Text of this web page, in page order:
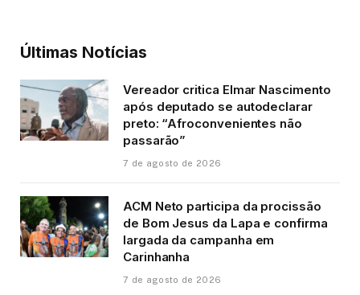
Últimas Notícias
Vereador critica Elmar Nascimento
após deputado se autodeclarar
preto: “Afroconvenientes não
passarão”
7 de agosto de 2026
ACM Neto participa da procissão
de Bom Jesus da Lapa e confirma
largada da campanha em
Carinhanha
7 de agosto de 2026